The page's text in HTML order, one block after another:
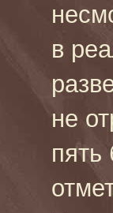
в
не